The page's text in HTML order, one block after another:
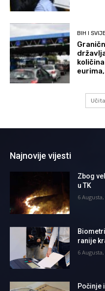
BIH I
Najnovije vijesti
Zbog
u TK
6
ranije
6
Počinje